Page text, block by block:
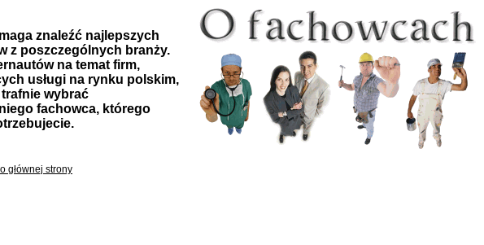
znaleźć najlepszych
z poszczególnych branży.
na temat firm,
usługi na rynku polskim,
wybrać
fachowca, którego
głównej strony